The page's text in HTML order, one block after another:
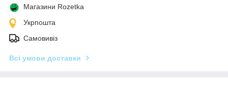
Магазини Rozetka
Укрпошта
Самовивіз
Всі умови доставки